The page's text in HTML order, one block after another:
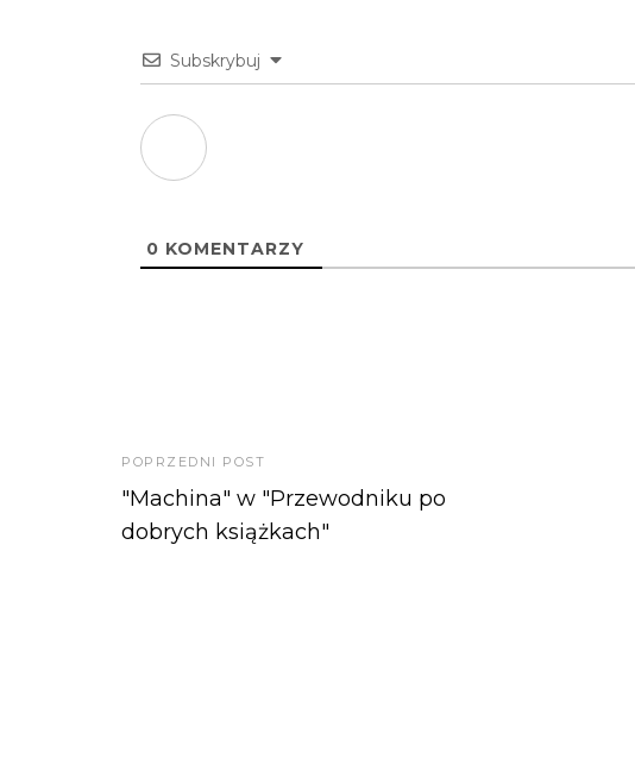
Subskrybuj
0 KOMENTARZY
POPRZEDNI POST
"Machina" w "Przewodniku po
dobrych książkach"